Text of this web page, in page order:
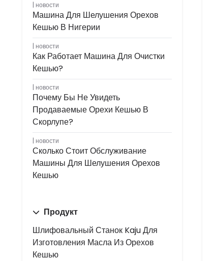
новости
Машина Для Шелушения Орехов
Кешью В Нигерии
новости
Как Работает Машина Для Очистки
Кешью?
новости
Почему Бы Не Увидеть
Продаваемые Орехи Кешью В
Скорлупе?
новости
Сколько Стоит Обслуживание
Машины Для Шелушения Орехов
Кешью
Продукт
Шлифовальный Станок Kaju Для
Изготовления Масла Из Орехов
Кешью